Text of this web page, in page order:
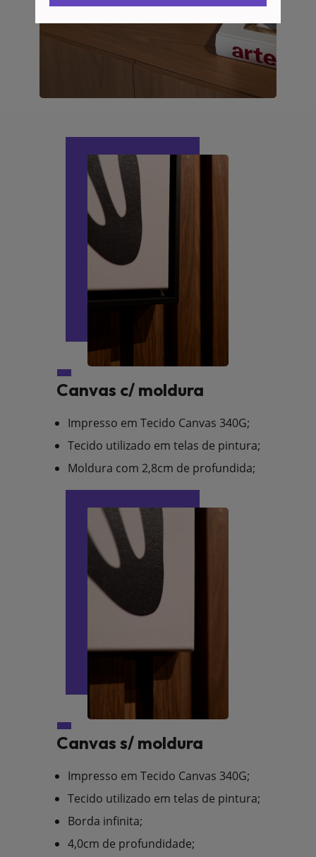
Canvas c/ moldura
Impresso em Tecido Canvas 340G;
Tecido utilizado em telas de pintura;
Moldura com 2,8cm de profundida;
Canvas s/ moldura
Impresso em Tecido Canvas 340G;
Tecido utilizado em telas de pintura;
Borda infinita;
4,0cm de profundidade;